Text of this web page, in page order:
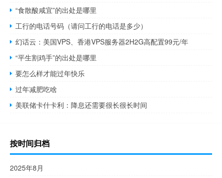
“食散酸咸宜”的出处是哪里
工行的电话号码（请问工行的电话是多少）
幻话云：美国VPS、香港VPS服务器2H2G高配置99元/年
“平生割鸡手”的出处是哪里
要怎么样才能过年快乐
过年减肥吃啥
美联储卡什卡利：降息还需要很长很长时间
按时间归档
2025年8月